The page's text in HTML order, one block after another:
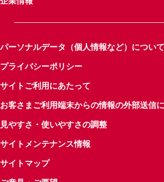
パーソナルデータ（個人情報など）について
プライバシーポリシー
サイトご利用にあたって
お客さまご利用端末からの情報の外部送信
見やすさ・使いやすさの調整
サイトメンテナンス情報
サイトマップ